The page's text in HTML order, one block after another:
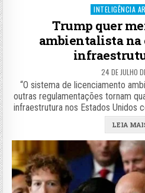
Posted
INTELIGÊNCIA
Trump quer
ambientalista na
24 DE JULHO
“O sistema de licenciamento
outras regulamentações tornam
infraestrutura nos Estados Unidos
LEIA